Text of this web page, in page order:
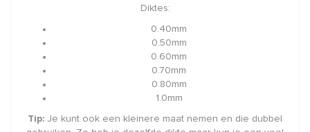
Diktes:
0.40mm
0.50mm
0.60mm
0.70mm
0.80mm
1.0mm
Tip: Je kunt ook een kleinere maat nemen en die dubbel